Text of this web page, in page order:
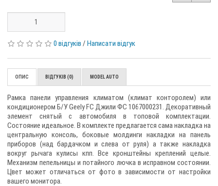
0 відгуків / Написати відгук
ОПИС ВІДГУКІВ (0) MODEL AUTO
Рамка панели управления климатом (климат конторолем) или
кондиционером Б/У Geely FC Джили ФС 1067000231. Декоративный
элемент снятый с автомобиля в топовой комплектации.
Состояние идеальное. В комплекте предлагается сама накладка на
центральную консоль, боковые молдинги накладки на панель
приборов (над бардачком и слева от руля) а также накладка
вокруг рычага кулисы кпп. Все кронштейны креплений целые.
Механизм пепельницы и потайного лючка в исправном состоянии.
Цвет может отличаться от фото в зависимости от настройки
вашего монитора.